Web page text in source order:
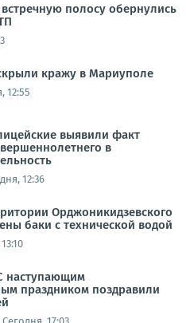
полосу обернулись
кражу в Мариуполе
12:55
выявили факт
в
12:36
Орджоникидзевского
баки с технической водой
наступающим
праздником поздравили